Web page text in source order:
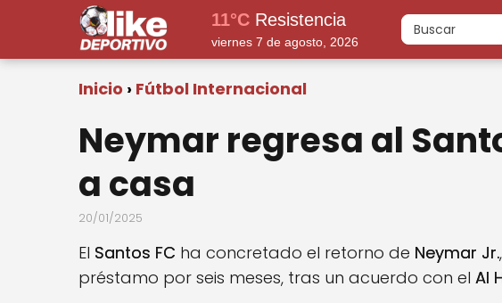
11°CResistencia
viernes 7 de agosto, 2026
Inicio Fútbol Internacional
Neymar regresa al
a casa
20/01/2025
El Santos FC ha concretado el retorno de Neymar Jr.
préstamo por seis meses, tras un acuerdo con el Al